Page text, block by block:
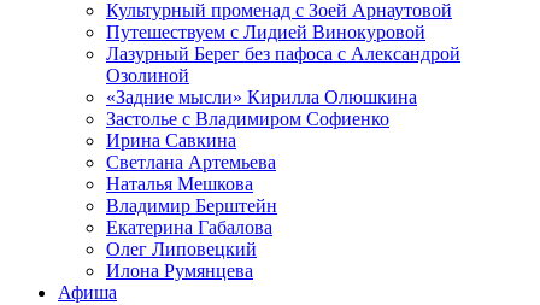
Культурный променад с Зоей Арнаутовой
Путешествуем с Лидией Винокуровой
Лазурный Берег без пафоса с Александрой
Озолиной
«Задние мысли» Кирилла Олюшкина
Застолье с Владимиром Софиенко
Ирина Савкина
Светлана Артемьева
Наталья Мешкова
Владимир Берштейн
Екатерина Габалова
Олег Липовецкий
Илона Румянцева
Афиша